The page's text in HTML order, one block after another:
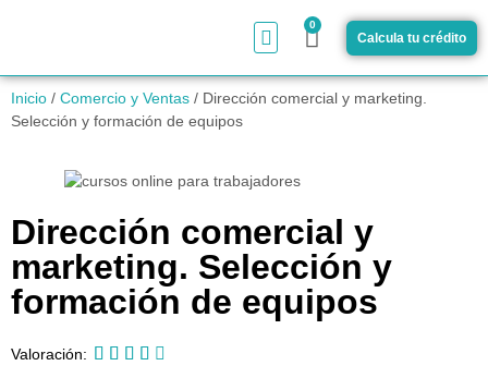
0
Calcula tu crédito
Inicio / Comercio y Ventas / Dirección comercial y marketing.
Selección y formación de equipos
Dirección comercial y
marketing. Selección y
formación de equipos
Valoración:     